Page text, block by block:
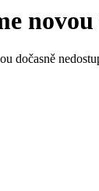
novou
dočasně